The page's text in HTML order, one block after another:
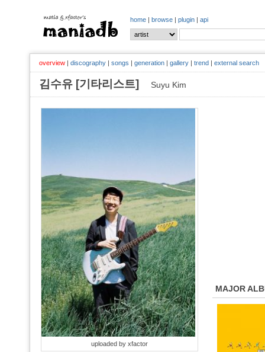
home | browse | plugin | api
overview | discography | songs | generation | gallery | trend | external search
김수유 [기타리스트] Suyu Kim
uploaded by xfactor
MAJOR